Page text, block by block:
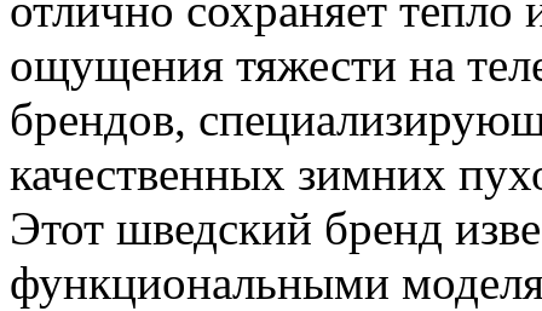
ощущения тяжести на
брендов,
качественных зимних
Этот шведский бренд
функциональными